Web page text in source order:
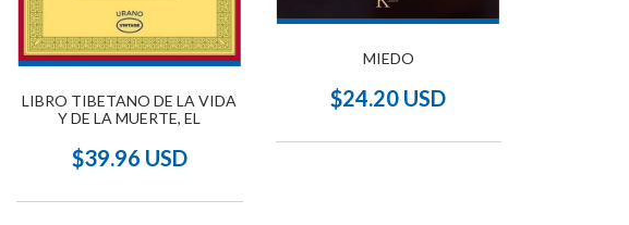
LIBRO TIBETANO DE LA VIDA
Y DE LA MUERTE, EL
$39.96 USD
MIEDO
$24.20 USD